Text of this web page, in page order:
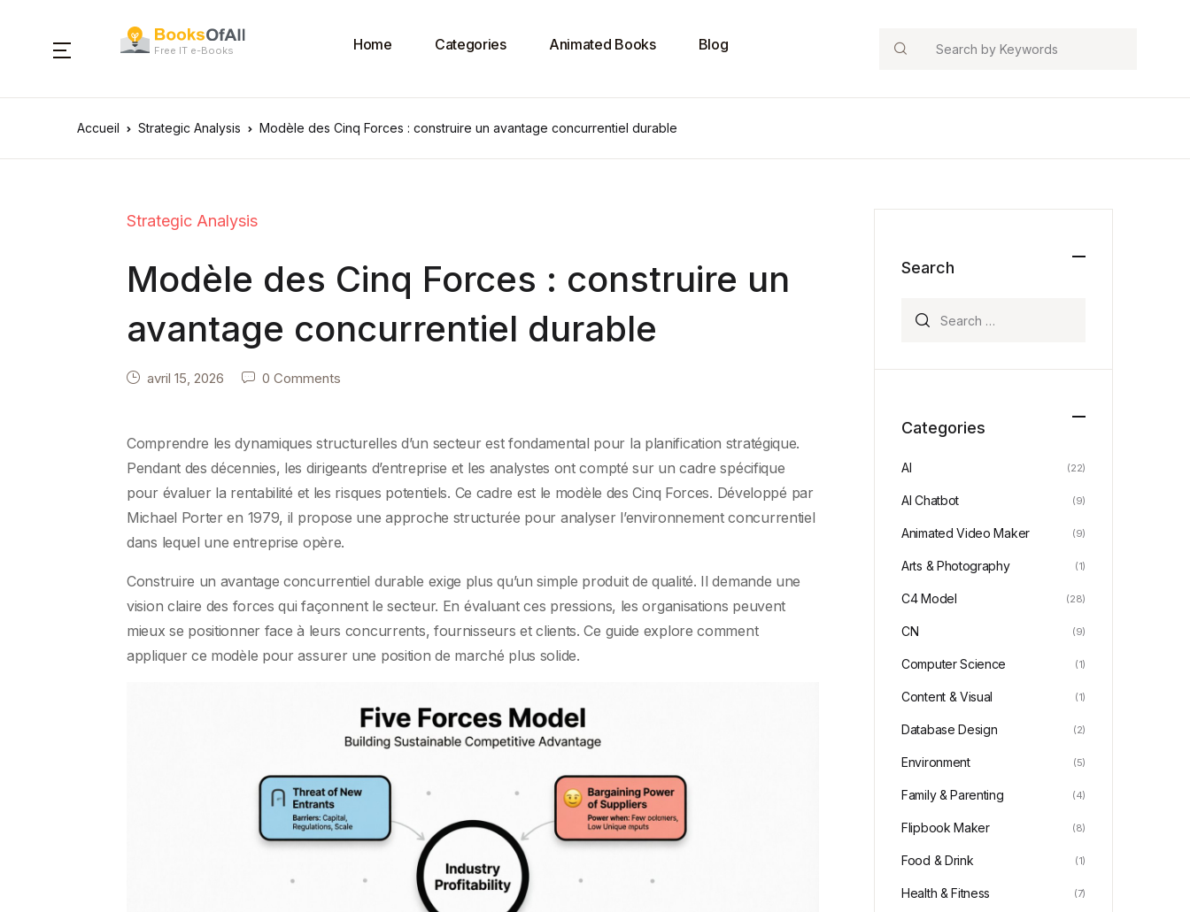
Free IT e-Books Home Categories Animated Books Blog Search
Accueil Strategic Analysis Modèle des Cinq Forces : construire un avantage concurrentiel durable
Strategic Analysis
Modèle des Cinq Forces : construire un
avantage concurrentiel durable
avril 15, 2026 0 Comments
Comprendre les dynamiques structurelles d’un secteur est fondamental pour la planification stratégique.
Pendant des décennies, les dirigeants d’entreprise et les analystes ont compté sur un cadre spécifique
pour évaluer la rentabilité et les risques potentiels. Ce cadre est le modèle des Cinq Forces. Développé par
Michael Porter en 1979, il propose une approche structurée pour analyser l’environnement concurrentiel
dans lequel une entreprise opère.
Construire un avantage concurrentiel durable exige plus qu’un simple produit de qualité. Il demande une
vision claire des forces qui façonnent le secteur. En évaluant ces pressions, les organisations peuvent
mieux se positionner face à leurs concurrents, fournisseurs et clients. Ce guide explore comment
appliquer ce modèle pour assurer une position de marché plus solide.
Search
Categories
AI (22)
AI Chatbot (9)
Animated Video Maker (9)
Arts & Photography (1)
C4 Model (28)
CN (9)
Computer Science (1)
Content & Visual (1)
Database Design (2)
Environment (5)
Family & Parenting (4)
Flipbook Maker (8)
Food & Drink (1)
Health & Fitness (7)